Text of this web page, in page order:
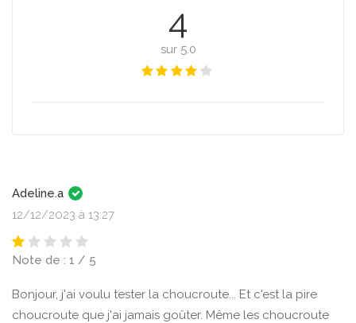
4
sur 5.0
Adeline.a
12/12/2023 à 13:27
Note de : 1 / 5
Bonjour, j'ai voulu tester la choucroute... Et c'est la pire
choucroute que j'ai jamais goûter. Même les choucroute